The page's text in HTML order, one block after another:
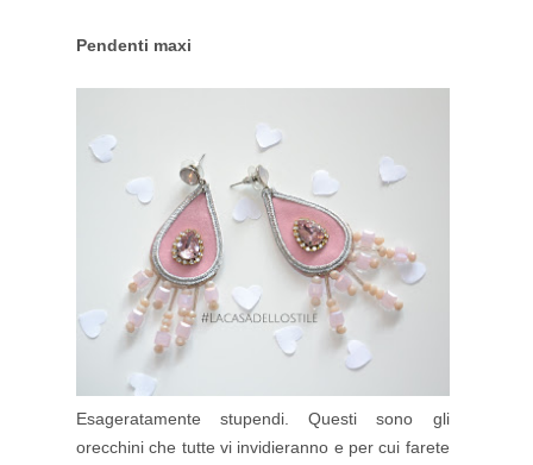
Pendenti maxi
Esageratamente stupendi. Questi sono gli
orecchini che tutte vi invidieranno e per cui farete